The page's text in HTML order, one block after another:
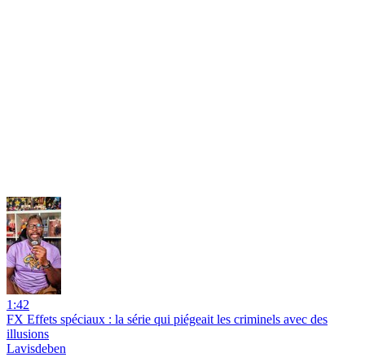
1:42
FX Effets spéciaux : la série qui piégeait les criminels avec des
illusions
Lavisdeben